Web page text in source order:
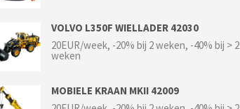
VOLVO L350F WIELLADER 42030
20EUR/week, -20% bij 2 weken, -40% bij > 2
weken
MOBIELE KRAAN MKII 42009